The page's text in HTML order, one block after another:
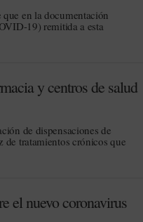
en la documentación
19) remitida a esta
y centros de salud
de dispensaciones de
de tratamientos crónicos que
el nuevo coronavirus